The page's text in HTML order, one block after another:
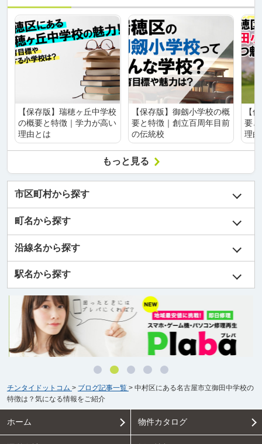
【保存版】瑞穂ヶ丘中学校
の概要と特徴｜学力が高い
理由とは
【保存版】御劔小学校の概
要と特徴｜創立百周年目前
の伝統校
【
要
理
もっと見る
市区町村から探す
町名から探す
沿線名から探す
駅名から探す
チンタイドットコム > ブログ記事一覧 > 中村区にある名古屋市立御田中学校の
特徴は？気になる情報をご紹介
ホーム 物件カタログ